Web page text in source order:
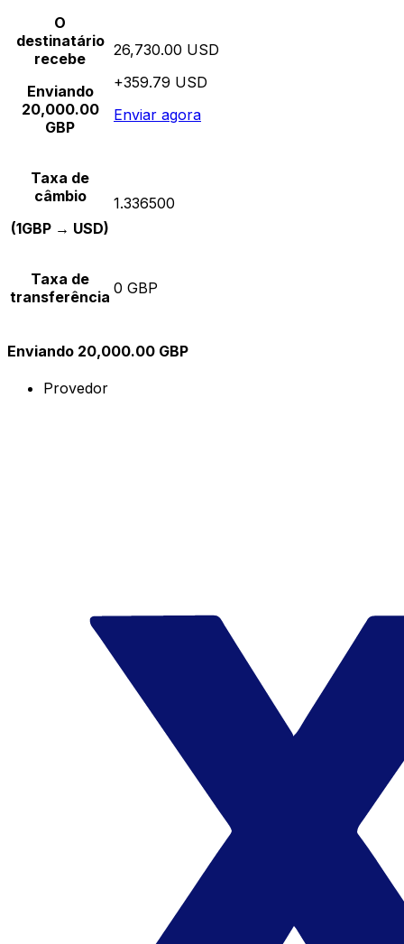
O
destinatário
recebe
Enviando
20,000.00
GBP
26,730.00 USD
+359.79 USD
Enviar agora
Taxa de
câmbio
(1GBP → USD)
1.336500
Taxa de
transferência 0 GBP
Enviando 20,000.00 GBP
Provedor